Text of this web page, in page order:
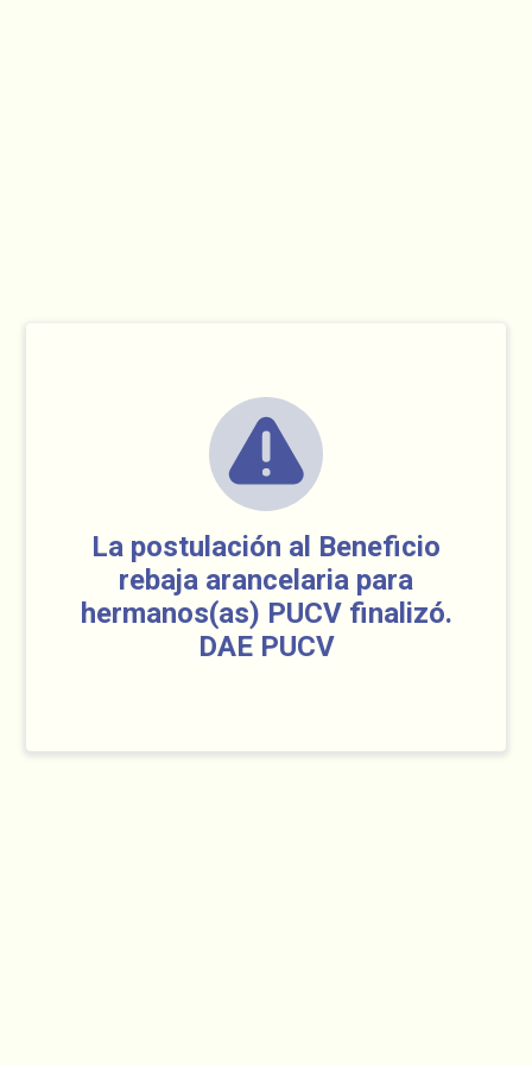
La postulación al Beneficio
rebaja arancelaria para
hermanos(as) PUCV finalizó.
DAE PUCV